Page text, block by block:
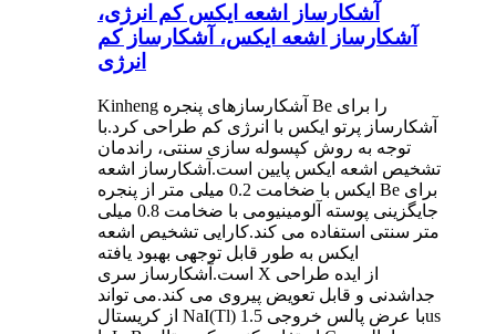
آشکارساز اشعه ایکس کم انرژی،
آشکارساز اشعه ایکس، آشکارساز کم
انرژی
Kinheng آشکارسازهای پنجره Be را برای
آشکارساز پرتو ایکس با انرژی کم طراحی کرد.با
توجه به روش کپسوله سازی سنتی، راندمان
تشخیص اشعه ایکس پایین است.آشکارساز اشعه
ایکس با ضخامت 0.2 میلی متر از پنجره Be برای
جایگزینی پوسته آلومینیومی با ضخامت 0.8 میلی
متر سنتی استفاده می کند.کارایی تشخیص اشعه
ایکس به طور قابل توجهی بهبود یافته
است.آشکارساز سری X از ایده طراحی
جداشدنی و قابل تعویض پیروی می کند.می تواند
از کریستال NaI(Tl) با عرض پالس خروجی 1.5us